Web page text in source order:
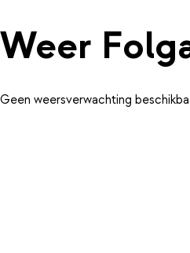
Weer
Geen weersverwachting